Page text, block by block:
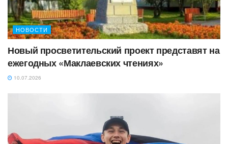
НОВОСТИ
Новый просветительский проект представят на
ежегодных «Маклаевских чтениях»
10.07.2026